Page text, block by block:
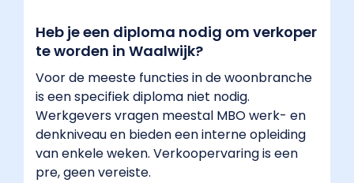
Heb je een diploma nodig om verkoper
te worden in Waalwijk?
Voor de meeste functies in de woonbranche
is een specifiek diploma niet nodig.
Werkgevers vragen meestal MBO werk- en
denkniveau en bieden een interne opleiding
van enkele weken. Verkoopervaring is een
pre, geen vereiste.